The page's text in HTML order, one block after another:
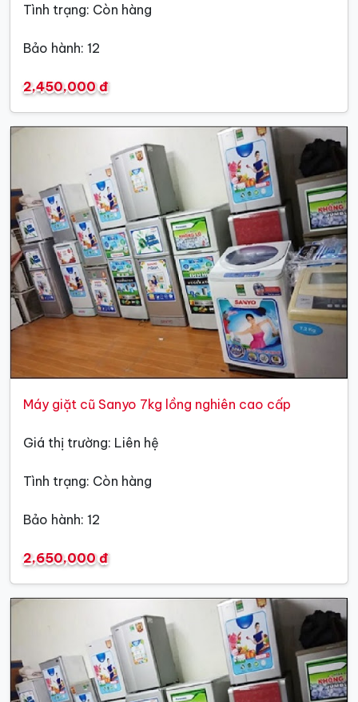
Tình trạng: Còn hàng
Bảo hành: 12
2,450,000 đ
Máy giặt cũ Sanyo 7kg lồng nghiên cao cấp
Giá thị trường: Liên hệ
Tình trạng: Còn hàng
Bảo hành: 12
2,650,000 đ